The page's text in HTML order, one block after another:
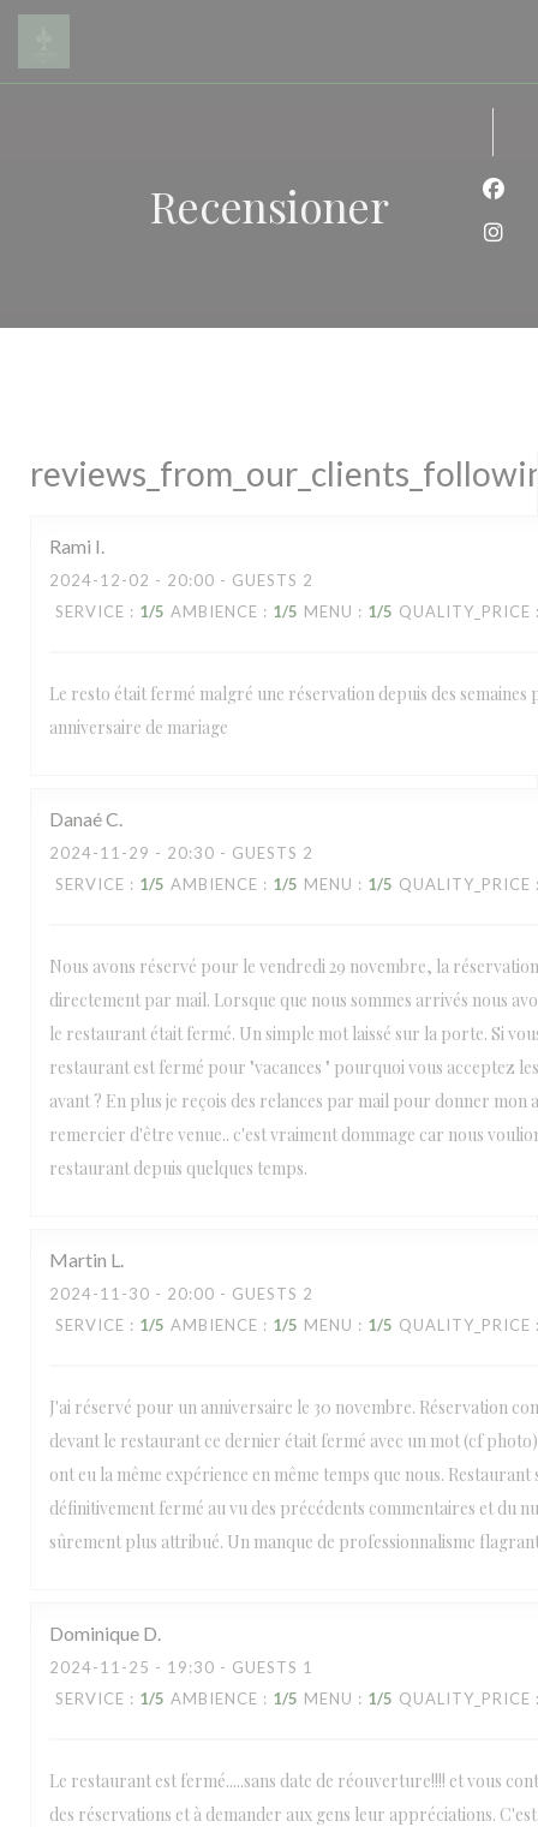
Cookie- hanteringspanel
Recensioner
Rami I
2024-12-02 - 20:00 - GUESTS 2
SERVICE : 1/5 AMBIENCE : 1/5 MENU : 1/5 QUALITY_PRICE
Le resto était fermé malgré une réservation depuis des
anniversaire de mariage
DanaéC
2024-11-29 - 20:30 - GUESTS 2
SERVICE : 1/5 AMBIENCE : 1/5 MENU : 1/5 QUALITY_PRICE
Nous avons réservé pour le vendredi 29 novembre, la
directement par mail. Lorsque que nous sommes arrivés nous
le restaurant était fermé. Un simple mot laissé sur la porte. Si
restaurant est fermé pour "vacances " pourquoi vous acceptez
avant ? En plus je reçois des relances par mail pour donner mon
remercier d'être venue.. c'est vraiment dommage car nous
restaurant depuis quelques temps.
Martin L
2024-11-30 - 20:00 - GUESTS 2
SERVICE : 1/5 AMBIENCE : 1/5 MENU : 1/5 QUALITY_PRICE
J'ai réservé pour un anniversaire le 30 novembre. Réservation
devant le restaurant ce dernier était fermé avec un mot (cf
ont eu la même expérience en même temps que nous.
définitivement fermé au vu des précédents commentaires et du
sûrement plus attribué. Un manque de professionnalisme
Dominique D
2024-11-25 - 19:30 - GUESTS 1
SERVICE : 1/5 AMBIENCE : 1/5 MENU : 1/5 QUALITY_PRICE
Le restaurant est fermé.....sans date de réouverture!!!! et vous
des réservations et à demander aux gens leur appréciations.